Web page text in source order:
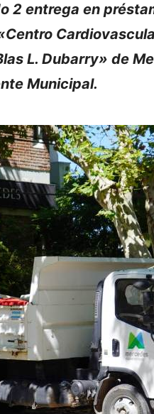
2 entrega en
L. Dubarry» de
Municipal.